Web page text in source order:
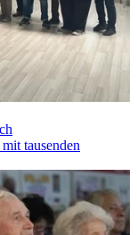
tausenden